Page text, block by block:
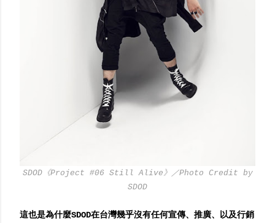
SDOD《Project #06 Still Alive》／Photo Credit by
SDOD
這也是為什麼SDOD在台灣幾乎沒有任何宣傳、推廣、以及行銷